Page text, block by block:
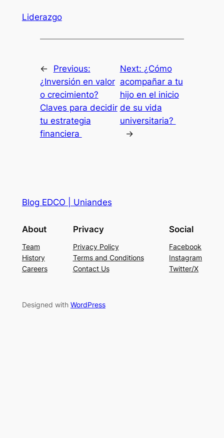
Liderazgo
←
Previous:
¿Inversión en valor
o crecimiento?
Claves para decidir
tu estrategia
financiera
Next: ¿Cómo
acompañar a tu
hijo en el inicio
de su vida
universitaria?
→
Blog EDCO | Uniandes
About
Team
History
Careers
Privacy
Privacy Policy
Terms and Conditions
Contact Us
Social
Facebook
Instagram
Twitter/X
Designed with WordPress